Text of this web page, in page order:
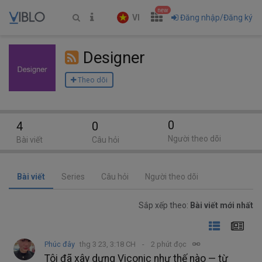
VI
new
Đăng nhập/Đăng ký
Designer
Theo dõi
Bài viết Series Câu hỏi Người theo dõi
Sắp xếp theo: Bài viết mới nhất
Phúc đây thg 3 23, 3:18 CH 2 phút đọc
Tôi đã xây dựng Viconic như thế nào — từ
4
Bài viết
0
Câu hỏi
0
Người theo dõi